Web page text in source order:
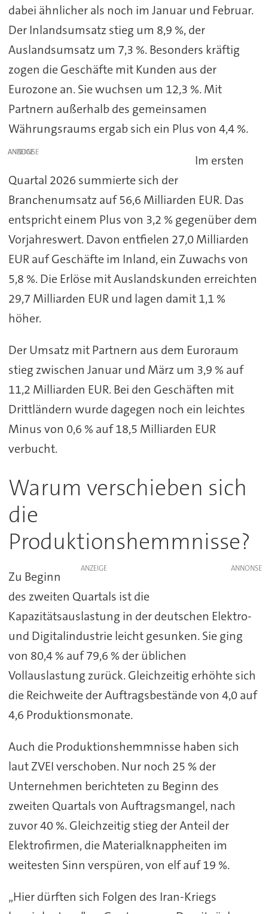
dabei ähnlicher als noch im Januar und Februar.
Der Inlandsumsatz stieg um 8,9 %, der
Auslandsumsatz um 7,3 %. Besonders kräftig
zogen die Geschäfte mit Kunden aus der
Eurozone an. Sie wuchsen um 12,3 %. Mit
Partnern außerhalb des gemeinsamen
Währungsraums ergab sich ein Plus von 4,4 %.
ANZEIGE
Im ersten
Quartal 2026 summierte sich der
Branchenumsatz auf 56,6 Milliarden EUR. Das
entspricht einem Plus von 3,2 % gegenüber dem
Vorjahreswert. Davon entfielen 27,0 Milliarden
EUR auf Geschäfte im Inland, ein Zuwachs von
5,8 %. Die Erlöse mit Auslandskunden erreichten
29,7 Milliarden EUR und lagen damit 1,1 %
höher.
Der Umsatz mit Partnern aus dem Euroraum
stieg zwischen Januar und März um 3,9 % auf
11,2 Milliarden EUR. Bei den Geschäften mit
Drittländern wurde dagegen noch ein leichtes
Minus von 0,6 % auf 18,5 Milliarden EUR
verbucht.
Warum verschieben sich
die
Produktionshemmnisse?
ANZEIGE
Zu Beginn
des zweiten Quartals ist die
Kapazitätsauslastung in der deutschen Elektro-
und Digitalindustrie leicht gesunken. Sie ging
von 80,4 % auf 79,6 % der üblichen
Vollauslastung zurück. Gleichzeitig erhöhte sich
die Reichweite der Auftragsbestände von 4,0 auf
4,6 Produktionsmonate.
Auch die Produktionshemmnisse haben sich
laut ZVEI verschoben. Nur noch 25 % der
Unternehmen berichteten zu Beginn des
zweiten Quartals von Auftragsmangel, nach
zuvor 40 %. Gleichzeitig stieg der Anteil der
Elektrofirmen, die Materialknappheiten im
weitesten Sinn verspüren, von elf auf 19 %.
„Hier dürften sich Folgen des Iran-Kriegs